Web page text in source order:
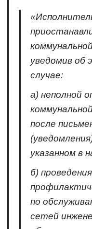
уведомив об
случае:
а) неполной
после
указанном в
б)
по
сетей